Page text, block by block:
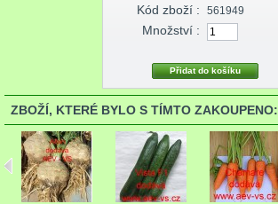
Kód zboží : 561949
Množství :
ZBOŽÍ, KTERÉ BYLO S TÍMTO ZAKOUPENO: